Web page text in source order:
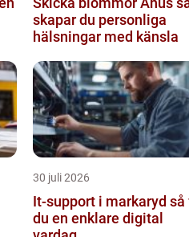
skapar du personliga
hälsningar med känsla
30 juli 2026
It-support i markaryd så får
du en enklare digital